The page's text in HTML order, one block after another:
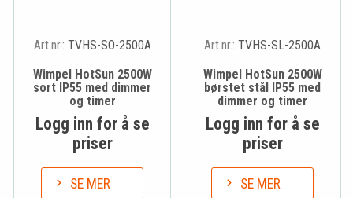
Art.nr.: TVHS-SO-2500A
Wimpel HotSun 2500W
sort IP55 med dimmer
og timer
Logg inn for å se
priser
SE MER
Art.nr.: TVHS-SL-2500A
Wimpel HotSun 2500W
børstet stål IP55 med
dimmer og timer
Logg inn for å se
priser
SE MER